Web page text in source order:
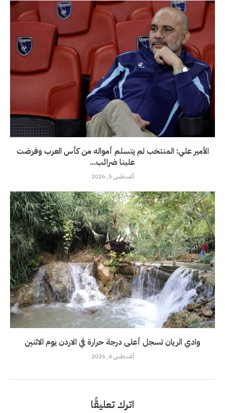
الأمير علي: المنتخب لم يتسلم أمواله من كأس العرب وفرضت
علينا ضرائب...
أغسطس 5, 2026
وادي الريان تسجل أعلى درجة حرارة في الاردن يوم الاثنين
أغسطس 4, 2026
اترك تعليقًا